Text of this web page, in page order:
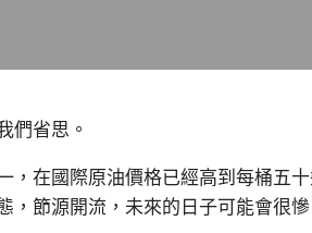
們省思。
，在國際原油價格已經高到每桶五
節源開流，未來的日子可能會很慘